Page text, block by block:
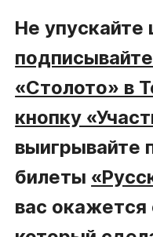
Не
«Столото» в
кнопку
выигрывайте
билеты
вас окажется